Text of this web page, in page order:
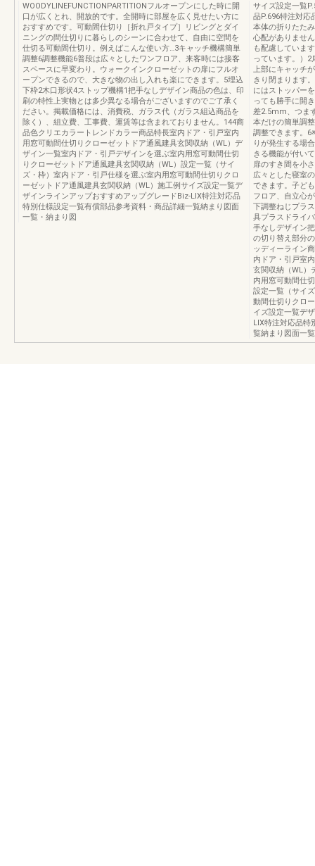
WOODYLINEFUNCTIONPARTITIONフルオープンにした時に開
口が広くとれ、開放的です。全開時に部屋を広く見せたい方に
おすすめです。可動間仕切り［折れ戸タイプ］リビングとダイ
ニングの間仕切りに暮らしのシーンに合わせて、自由に空間を
仕切る可動間仕切り。例えばこんな使い方…3キャッチ機構簡単
調整6調整機能6普段は広々としたワンフロア、来客時には接客
スペースに早変わり。ウォークインクローゼットの扉にフルオ
ープンできるので、大きな物の出し入れも楽にできます。5埋込
下枠2木口形状4ストップ機構1把手なしデザイン商品の色は、印
刷の特性上実物とは多少異なる場合がございますのでご了承く
ださい。掲載価格には、消費税、ガラス代（ガラス組込商品を
除く）、組立費、工事費、運賃等は含まれておりません。144商
品色クリエカラートレンドカラー商品特長室内ドア・引戸室内
用窓可動間仕切りクローゼットドア通風建具玄関収納（WL）デ
ザイン一覧室内ドア・引戸デザインを選ぶ室内用窓可動間仕切
りクローゼットドア通風建具玄関収納（WL）設定一覧（サイ
ズ・枠）室内ドア・引戸仕様を選ぶ室内用窓可動間仕切りクロ
ーゼットドア通風建具玄関収納（WL）施工例サイズ設定一覧デ
ザインラインアップおすすめアップグレードBiz-LIX特注対応品
特別仕様設定一覧有償部品参考資料・商品詳細一覧納まり図面
一覧・納まり図
サイズ設定一覧
品P.696特注対応
本体の折りたた
心配がありませ
も配慮していま
っています。）2
上部にキャッチ
きり閉まります
にはストッパー
っても勝手に開
差2.5mm、つま
本だけの簡単調
調整できます。
りが発生する場
きる機能が付い
扉のすき間を小
広々とした寝室
できます。子ど
フロア、自立心
下調整ねじプラ
具プラスドライ
手なしデザイン
の切り替え部分
ッディーライン
内ドア・引戸室
玄関収納（WL）
内用窓可動間仕
設定一覧（サイ
動間仕切りクロ
イズ設定一覧デ
LIX特注対応品特
覧納まり図面一